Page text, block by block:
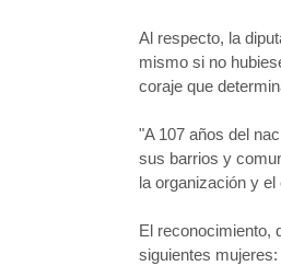
Al respecto, la
mismo si no
coraje que
"A 107 años del
sus barrios y
la organización y
El reconocimiento,
siguientes